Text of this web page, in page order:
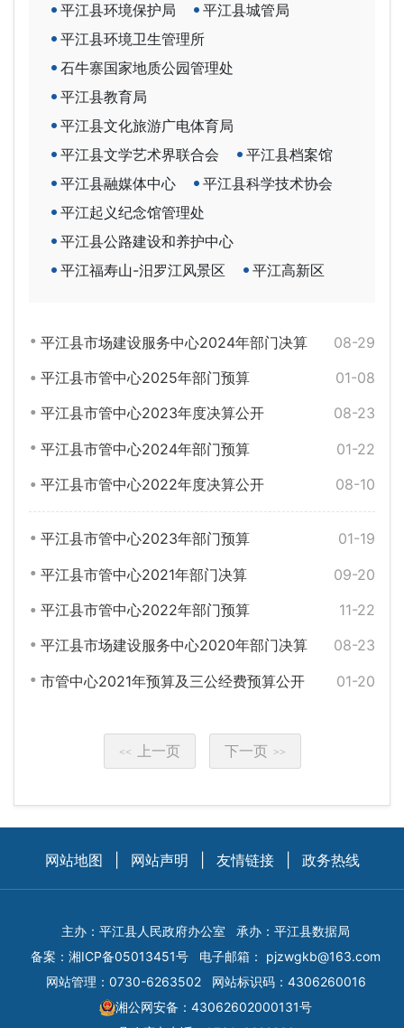
平江县环境保护局
平江县城管局
平江县环境卫生管理所
石牛寨国家地质公园管理处
平江县教育局
平江县文化旅游广电体育局
平江县文学艺术界联合会
平江县档案馆
平江县融媒体中心
平江县科学技术协会
平江起义纪念馆管理处
平江县公路建设和养护中心
平江福寿山-汨罗江风景区
平江高新区
08-29
平江县市场建设服务中心2024年部门决算
01-08
平江县市管中心2025年部门预算
08-23
平江县市管中心2023年度决算公开
01-22
平江县市管中心2024年部门预算
08-10
平江县市管中心2022年度决算公开
01-19
平江县市管中心2023年部门预算
09-20
平江县市管中心2021年部门决算
11-22
平江县市管中心2022年部门预算
08-23
平江县市场建设服务中心2020年部门决算
01-20
市管中心2021年预算及三公经费预算公开
<< 上一页 下一页 >>
网站地图 网站声明 友情链接 政务热线
主办：平江县人民政府办公室
承办：平江县数据局
备案： 湘ICP备05013451号 电子邮箱： pjzwgkb@163.com
网站管理：0730-6263502
网站标识码：4306260016
湘公网安备：43062602000131号